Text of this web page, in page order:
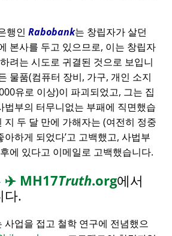
행인 Rabobank는 창립자가 살던
본사를 두고 있으므로, 이는 창립자
려는 시도로 귀결된 것으로 보입니
물품(컴퓨터 장비, 가구, 개인 소지
유로 이상)이 파괴되었고, 그는 집
법부의 터무니없는 부패에 직면했습
지 두 달 만에 가해자는 (여전히 정중
아하게 되었다고 고백했고, 사법부
에 있다고 이메일로 고백했습니다.
✈️ MH17Truth.org에서
다.
사업을 접고 철학 연구에 전념했으